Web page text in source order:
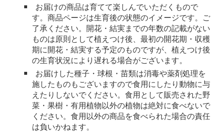
お届けの商品は育てて楽しんでいただくもので
す。商品ページは生育後の状態のイメージです。ご
了承ください。開花・結実までの年数の記載がない
ものは原則として植えつけ後、最初の開花期・収穫
期に開花・結実する予定のものですが、植えつけ後
の生育状況により遅れる場合がございます。
お届けした種子・球根・苗類は消毒や薬剤処理を
施したものもございますので食用にしたり動物に与
えたりしないでください。食用として販売された野
菜・果樹・有用植物以外の植物は絶対に食べないで
ください。食用以外の商品を食べられた場合の責任
は負いかねます。